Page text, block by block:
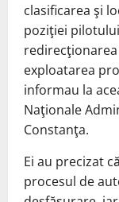
clasificarea şi
poziţiei
exploatarea
informau la
Naţionale
Constanţa.
Ei au precizat
procesul de